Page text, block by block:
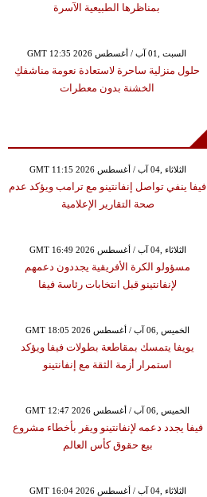
بمناظرها الطبيعية الآسرة
GMT 12:35 2026 السبت ,01 آب / أغسطس
حلول منزلية ساحرة لاستعادة نعومة مناشفكِ
الخشنة بدون معطرات
GMT 11:15 2026 الثلاثاء ,04 آب / أغسطس
فيفا ينفي تواصل إنفانتينو مع ترامب ويؤكد عدم
صحة التقارير الإعلامية
GMT 16:49 2026 الثلاثاء ,04 آب / أغسطس
مسؤولو الكرة الأفريقية يجددون دعمهم
لإنفانتينو قبل انتخابات رئاسة فيفا
GMT 18:05 2026 الخميس ,06 آب / أغسطس
يويفا يتمسك بمقاطعة بطولات فيفا ويؤكد
استمرار أزمة الثقة مع إنفانتينو
GMT 12:47 2026 الخميس ,06 آب / أغسطس
فيفا يجدد دعمه لإنفانتينو ويقر بأخطاء مشروع
بيع حقوق كأس العالم
GMT 16:04 2026 الثلاثاء ,04 آب / أغسطس